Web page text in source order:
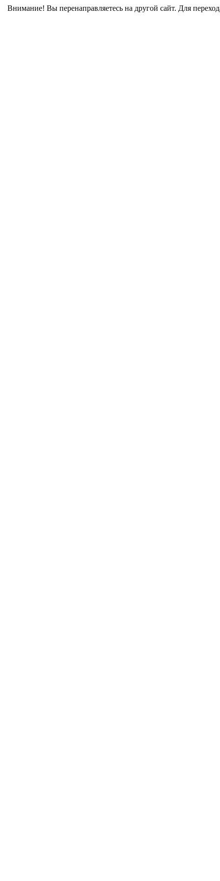
Внимание! Вы перенаправляетесь на другой сайт. Для